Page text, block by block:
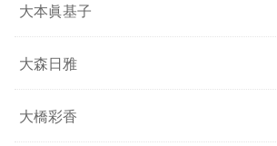
大本眞基子
大森日雅
大橋彩香